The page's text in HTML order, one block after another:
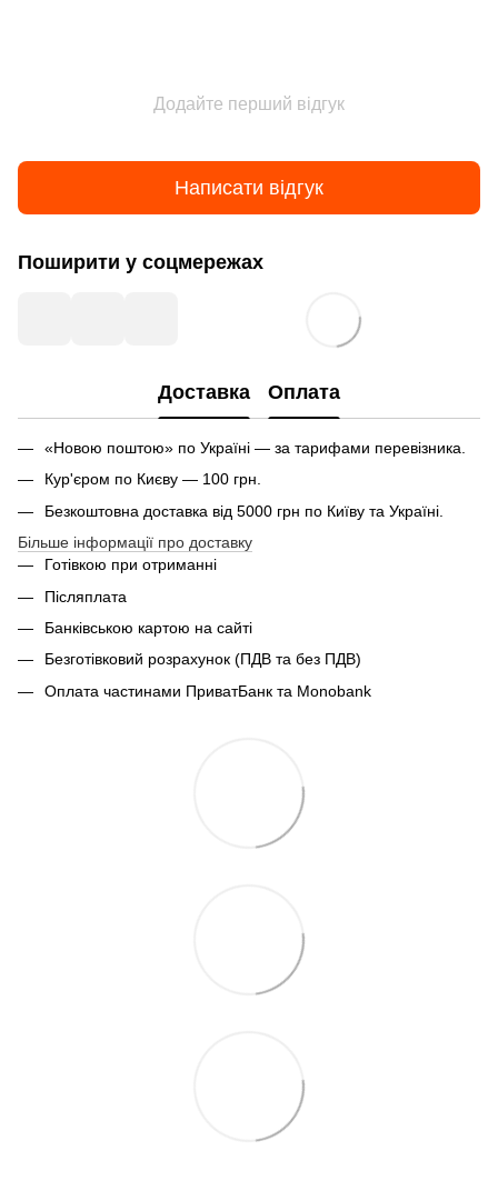
Додайте перший відгук
Написати відгук
Поширити у соцмережах
Доставка Оплата
«Новою поштою» по Україні — за тарифами перевізника.
Кур'єром по Києву — 100 грн.
Безкоштовна доставка від 5000 грн по Київу та Україні.
Більше інформації про доставку
Готівкою при отриманні
Післяплата
Банківською картою на сайті
Безготівковий розрахунок (ПДВ та без ПДВ)
Оплата частинами ПриватБанк та Monobank